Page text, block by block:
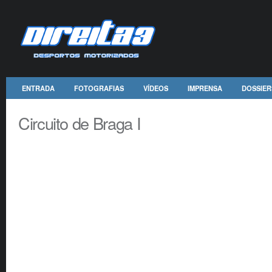
ENTRADA FOTOGRAFIAS VÍDEOS IMPRENSA
Circuito de Braga I